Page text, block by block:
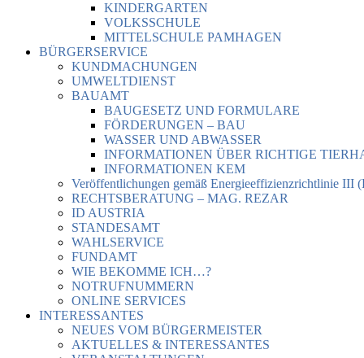
KINDERGARTEN
VOLKSSCHULE
MITTELSCHULE PAMHAGEN
BÜRGERSERVICE
KUNDMACHUNGEN
UMWELTDIENST
BAUAMT
BAUGESETZ UND FORMULARE
FÖRDERUNGEN – BAU
WASSER UND ABWASSER
INFORMATIONEN ÜBER RICHTIGE
INFORMATIONEN KEM
Veröffentlichungen gemäß Energieeffizienzrichtlinie III
RECHTSBERATUNG – MAG. REZAR
ID AUSTRIA
STANDESAMT
WAHLSERVICE
FUNDAMT
WIE BEKOMME ICH…?
NOTRUFNUMMERN
ONLINE SERVICES
INTERESSANTES
NEUES VOM BÜRGERMEISTER
AKTUELLES & INTERESSANTES